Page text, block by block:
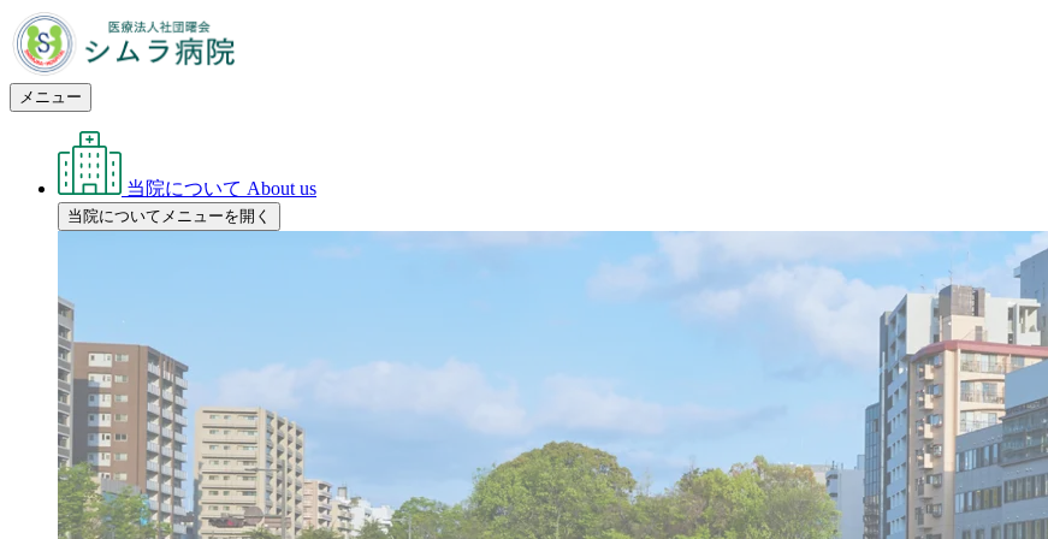
メニュー
当院について About us
当院についてメニューを開く